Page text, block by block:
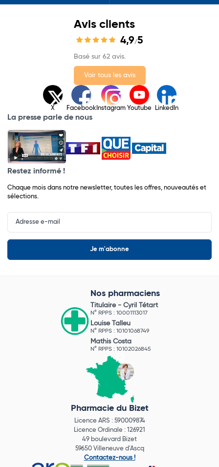
Avis clients
4,9/5
Basé sur 62 avis.
Voir tous les avis
X Facebook Instagram Youtube LinkedIn
La presse parle de nous
Restez informé !
Chaque mois dans notre newsletter, toutes les offres, nouveautés et
sélections.
Input
Newsletter
Nos pharmaciens
Titulaire - Cyril Tétart
N° RPPS : 10001113017
Louise Talleu
N° RPPS : 10101068749
Mathis Costa
N° RPPS : 10102026845
Pharmacie du Bizet
Licence ARS : 590009874
Licence Ordinale : 126921
49 boulevard Bizet
59650 Villeneuve d'Ascq
Contactez-nous !